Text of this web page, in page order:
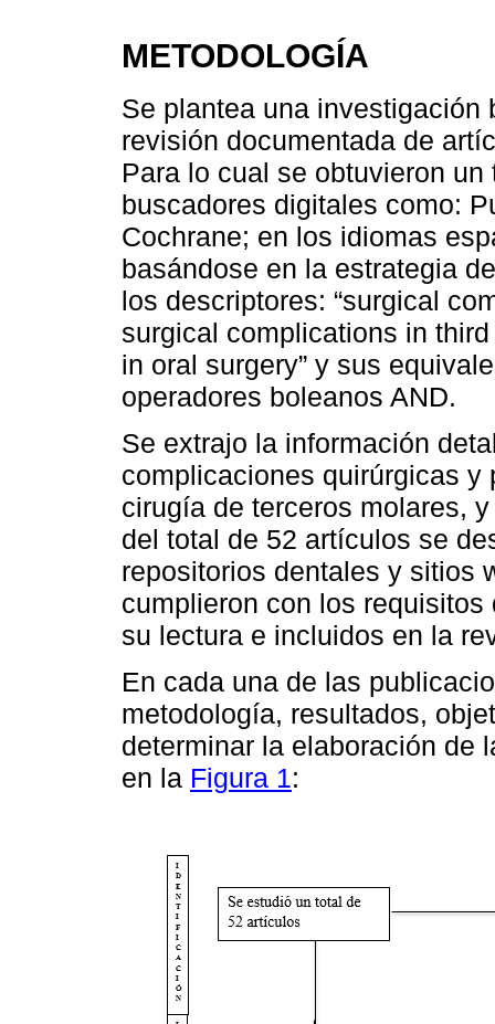
METODOLOGÍA
Se plantea una investigación
revisión documentada de
Para lo cual se obtuvieron
buscadores digitales como:
Cochrane; en los idiomas
basándose en la estrategia
los descriptores: “surgical
surgical complications in
in oral surgery” y sus
operadores boleanos AND.
Se extrajo la información
complicaciones quirúrgicas y
cirugía de terceros molares,
del total de 52 artículos se
repositorios dentales y sitios
cumplieron con los
su lectura e incluidos en la
En cada una de las
metodología, resultados,
determinar la elaboración de
en la Figura 1: